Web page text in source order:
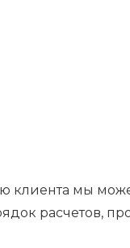
клиента мы
расчетов,